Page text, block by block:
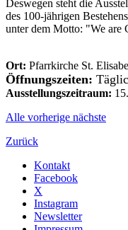
Deswegen steht die
des 100-jährigen
unter dem Motto: "We are
Ort: Pfarrkirche St.
Öffnungszeiten:
Ausstellungszeitraum:
Alle vorherige nächste
Zurück
Kontakt
Facebook
X
Instagram
Newsletter